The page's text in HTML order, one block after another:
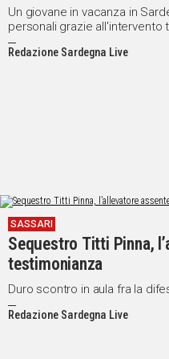
Un giovane in vacanza in
personali grazie all'intervento
Quartu Sant'Elena
Redazione Sardegna Live
SASSARI
Sequestro Titti Pinna,
testimonianza
Duro scontro in aula fra la
Redazione Sardegna Live